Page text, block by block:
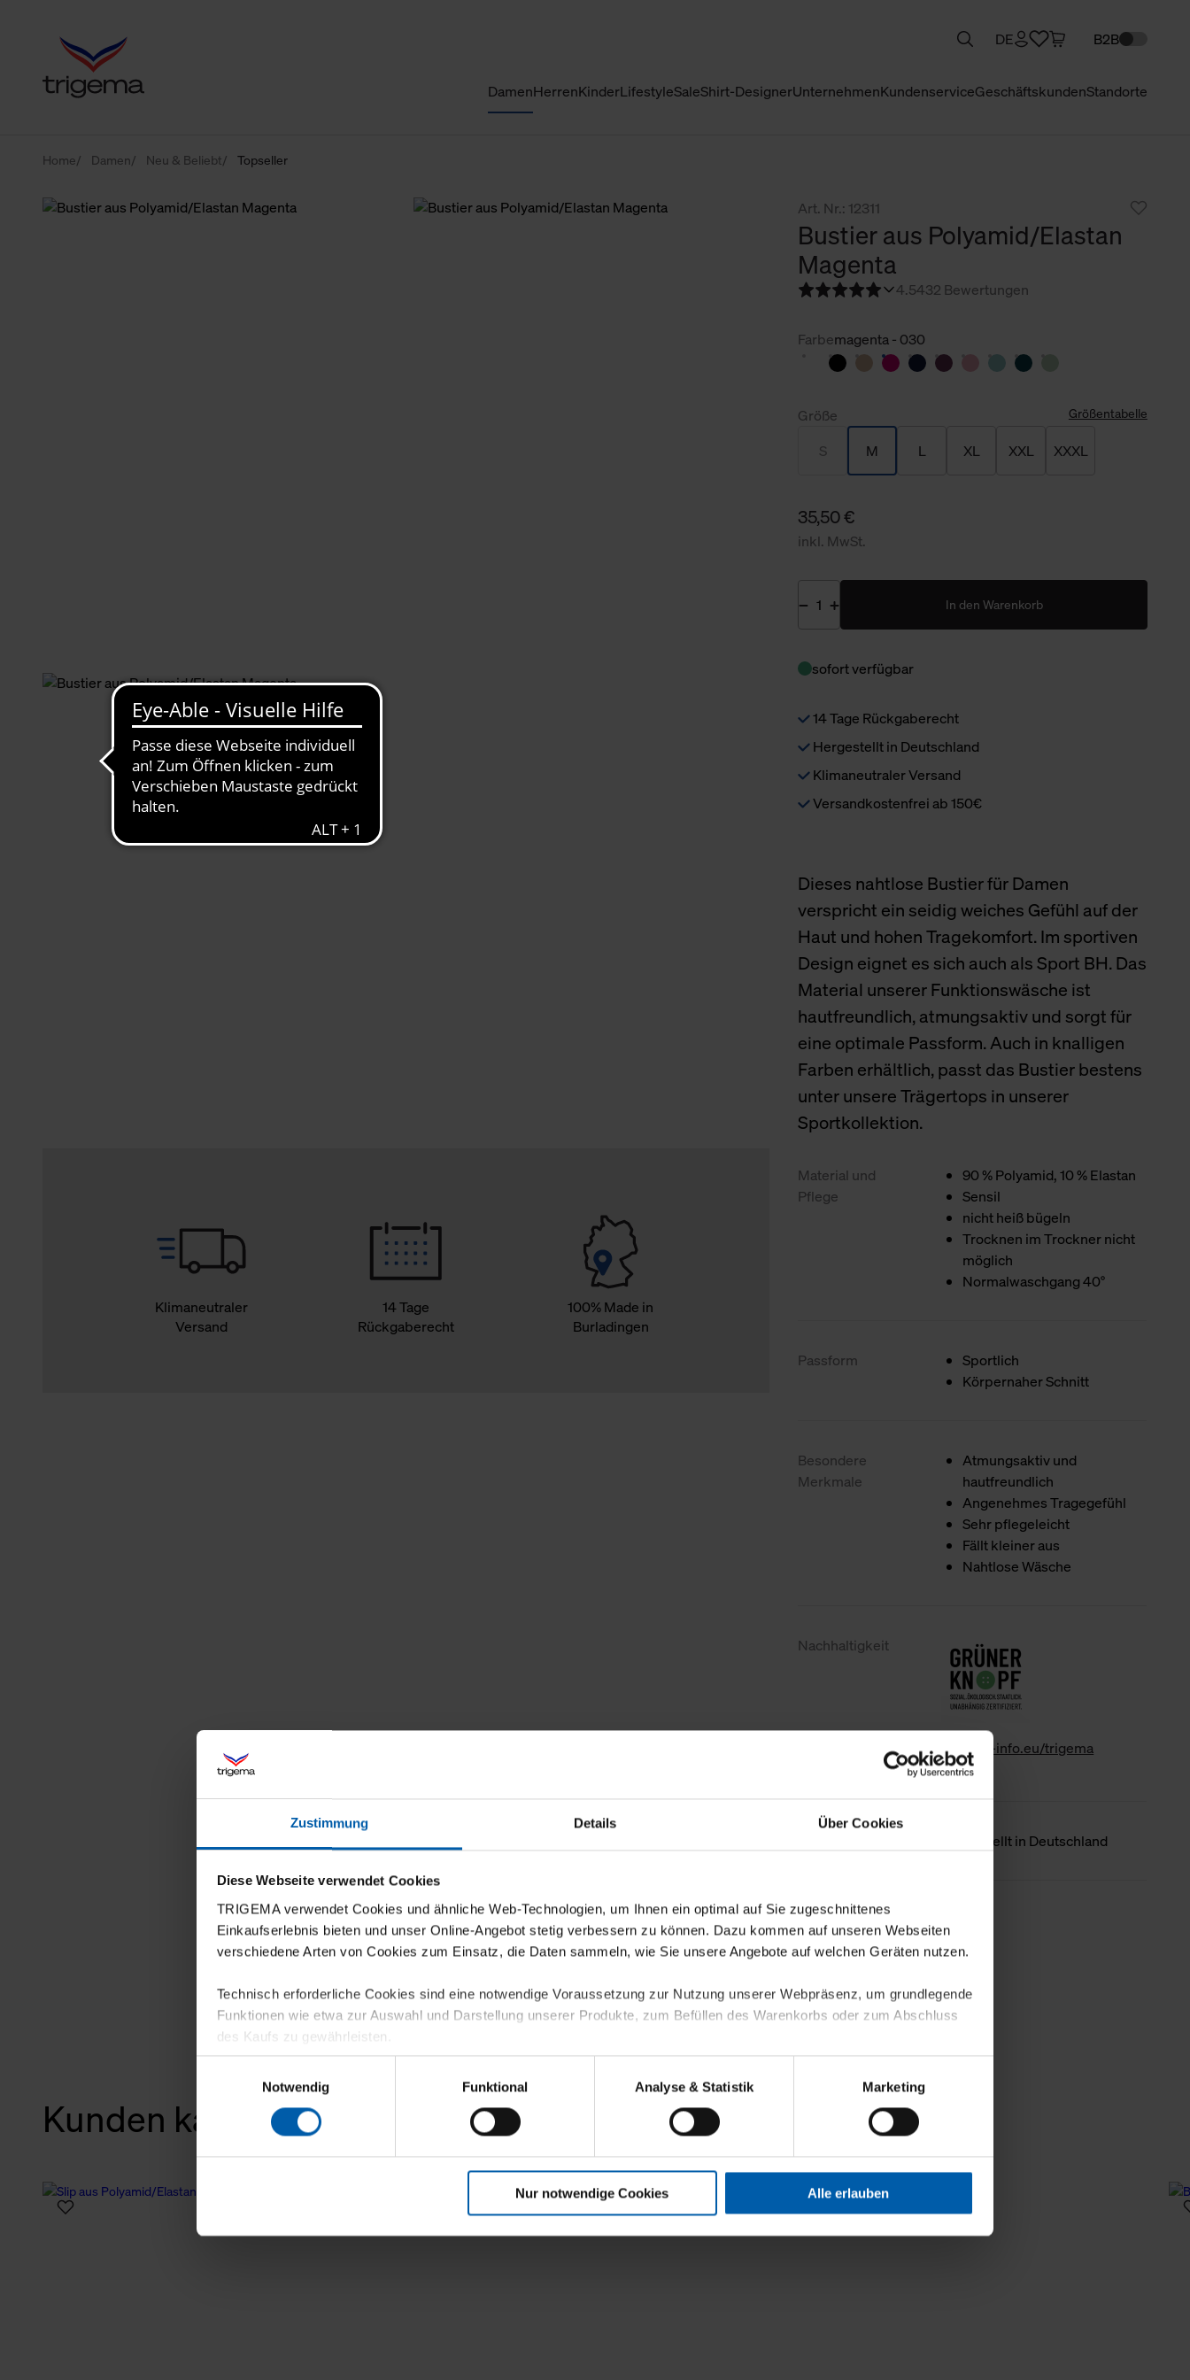
Zustimmung Details Über Cookies
Diese Webseite verwendet Cookies
TRIGEMA verwendet Cookies und ähnliche Web-Technologien, um Ihnen ein optimal auf Sie zugeschnittenes
Einkaufserlebnis bieten und unser Online-Angebot stetig verbessern zu können. Dazu kommen auf unseren Webseiten
verschiedene Arten von Cookies zum Einsatz, die Daten sammeln, wie Sie unsere Angebote auf welchen Geräten nutzen.
Technisch erforderliche Cookies sind eine notwendige Voraussetzung zur Nutzung unserer Webpräsenz, um grundlegende
Funktionen wie etwa zur Auswahl und Darstellung unserer Produkte, zum Befüllen des Warenkorbs oder zum Abschluss
des Kaufs zu gewährleisten.
Für die Darstellung personalisierter Angebote, Anzeigen und Inhalte aufgrund Ihres Nutzerverhaltens und Ihres Profils
sowie für Marketing-, Statistik- und Tracking-Zwecke zur Analyse und Optimierung unserer Webpräsenz speichern wir
personenbezogene Informationen. Diese übermitteln wir in anonymisierter Form an Dritte wie etwa unsere
Klicken Sie auf "Alle erlauben", damit wir alle Cookies und Web-Technologien für Ihr personalisiertes Einkaufserlebnis
verwenden dürfen. Über die jeweiligen Schaltflächen können Sie die Arten der Cookies selbst festlegen, die Sie erlauben
Notwendig
Funktional Analyse & Statistik Marketing
Nur notwendige Cookies Alle erlauben
DamenHerrenKinderLifestyleSaleShirt-DesignerUnternehmenKundenserviceGeschäftskundenStandorte
DE B2B
Home Damen Neu & Beliebt Topseller
Klimaneutraler
Versand
14 Tage
Rückgaberecht
100% Made in
Burladingen
Art. Nr.: 12311
Bustier aus Polyamid/Elastan
Magenta
4.5432 Bewertungen
Farbemagenta - 030
Größe Größentabelle
S M L XL XXL XXXL
35,50 €
inkl. MwSt.
In den Warenkorb
sofort verfügbar
14 Tage Rückgaberecht
Hergestellt in Deutschland
Klimaneutraler Versand
Versandkostenfrei ab 150€
Dieses nahtlose Bustier für Damen
verspricht ein seidig weiches Gefühl auf der
Haut und hohen Tragekomfort. Im sportiven
Design eignet es sich auch als Sport BH. Das
Material unserer Funktionswäsche ist
hautfreundlich, atmungsaktiv und sorgt für
eine optimale Passform. Auch in knalligen
Farben erhältlich, passt das Bustier bestens
unter unsere Trägertops in unserer
Sportkollektion.
Material und
Pflege
90 % Polyamid, 10 % Elastan
Sensil
nicht heiß bügeln
Trocknen im Trockner nicht
möglich
Normalwaschgang 40°
Passform
Sportlich
Körpernaher Schnitt
Besondere
Merkmale
Atmungsaktiv und
hautfreundlich
Angenehmes Tragegefühl
Sehr pflegeleicht
Fällt kleiner aus
Nahtlose Wäsche
Nachhaltigkeit
www.gk-info.eu/trigema
Hergestellt in Deutschland
Weniger Details
Kunden kauften auch